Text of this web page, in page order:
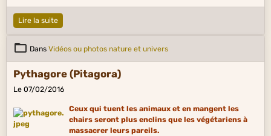
Lire la suite
Dans Vidéos ou photos nature et univers
Pythagore (Pitagora)
Le 07/02/2016
Ceux qui tuent les animaux et en mangent les
chairs seront plus enclins que les végétariens à
massacrer leurs pareils.